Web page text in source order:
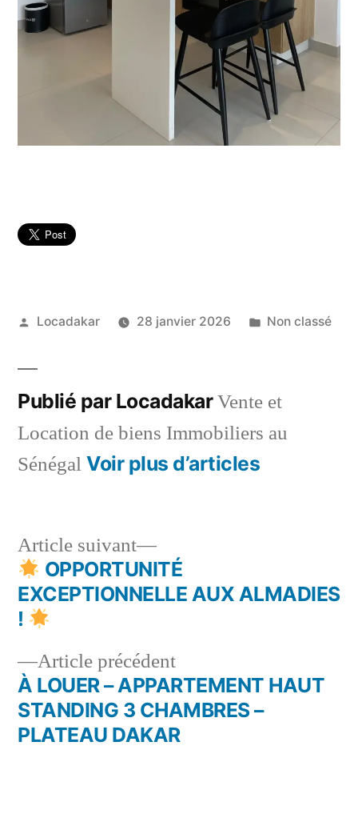
Publié
Locadakar 28 janvier 2026
Publié
Non classé
Publié par LocadakarVente et
Location de biens Immobiliers au
Sénégal Voir plus d’articles
Navigation
de
l’article
Article précédentArticle
précédent :
À LOUER – APPARTEMENT HAUT
STANDING 3 CHAMBRES –
PLATEAU DAKAR
Article suivant
Article
suivant :
OPPORTUNITÉ
EXCEPTIONNELLE AUX ALMADIES
!